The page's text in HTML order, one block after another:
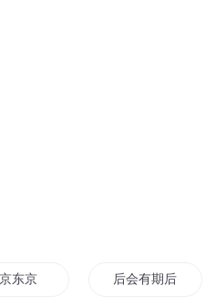
东京 后会有期后会有期